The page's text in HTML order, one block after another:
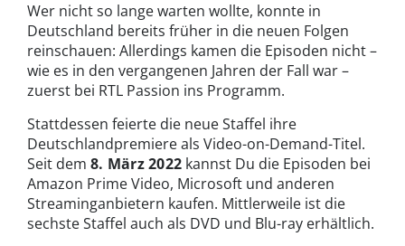
Wer nicht so lange warten wollte, konnte in
Deutschland bereits früher in die neuen Folgen
reinschauen: Allerdings kamen die Episoden nicht –
wie es in den vergangenen Jahren der Fall war –
zuerst bei RTL Passion ins Programm.
Stattdessen feierte die neue Staffel ihre
Deutschlandpremiere als Video-on-Demand-Titel.
Seit dem 8. März 2022 kannst Du die Episoden bei
Amazon Prime Video, Microsoft und anderen
Streaminganbietern kaufen. Mittlerweile ist die
sechste Staffel auch als DVD und Blu-ray erhältlich.